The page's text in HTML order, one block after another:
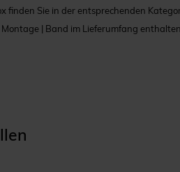
finden Sie in der entsprechenden
| Band im Lieferumfang